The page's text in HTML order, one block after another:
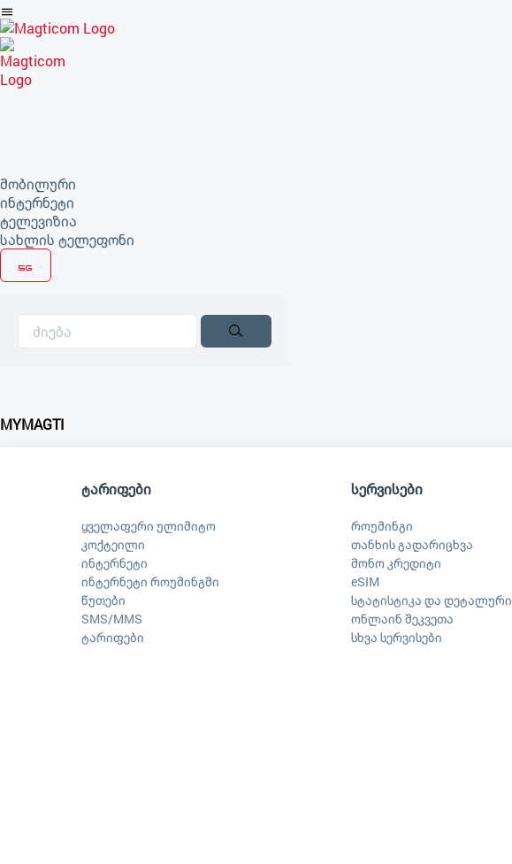
არტიკლზე
გადასვლა
მობილური
ინტერნეტი
ტელევიზია
სახლის ტელეფონი
MYMAGTI
ტარიფები
ყველაფერი ულიმიტო
კოქტეილი
ინტერნეტი
ინტერნეტი როუმინგში
წუთები
SMS/MMS
ტარიფები
სერვისები
როუმინგი
თანხის გადარიცხვა
მონო კრედიტი
eSIM
სტატისტიკა და დეტალური
ონლაინ შეკვეთა
სხვა სერვისები